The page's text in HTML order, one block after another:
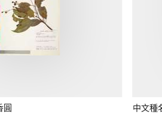
圓 中文種